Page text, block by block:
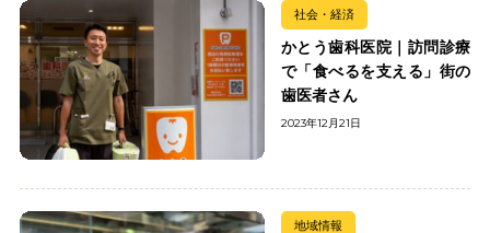
社会・経済
かとう歯科医院｜訪問診療
で「食べるを支える」街の
歯医者さん
2023年12月21日
地域情報